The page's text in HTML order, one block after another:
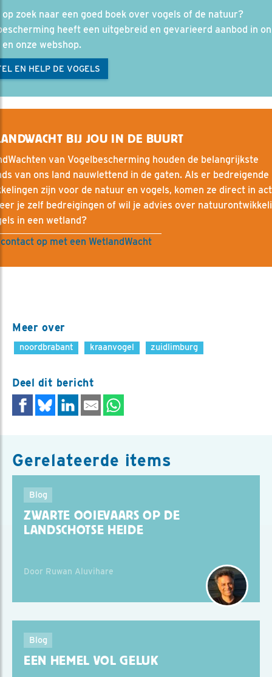
op zoek naar een goed boek over vogels of de natuur?
heeft een uitgebreid en gevarieerd aanbod in
onze webshop.
EN HELP DE VOGELS
BIJ JOU IN DE BUURT
van Vogelbescherming houden de belangrijkste
van ons land nauwlettend in de gaten. Als er bedreigende
zijn voor de natuur en vogels, komen ze direct in
je zelf bedreigingen of wil je advies over
in een wetland?
op met een WetlandWacht
Meer over
noordbrabant kraanvogel zuidlimburg
Deel dit bericht
Gerelateerde items
Blog
ZWARTE OOIEVAARS OP DE
LANDSCHOTSE HEIDE
Door Ruwan Aluvihare
Blog
EEN HEMEL VOL GELUK